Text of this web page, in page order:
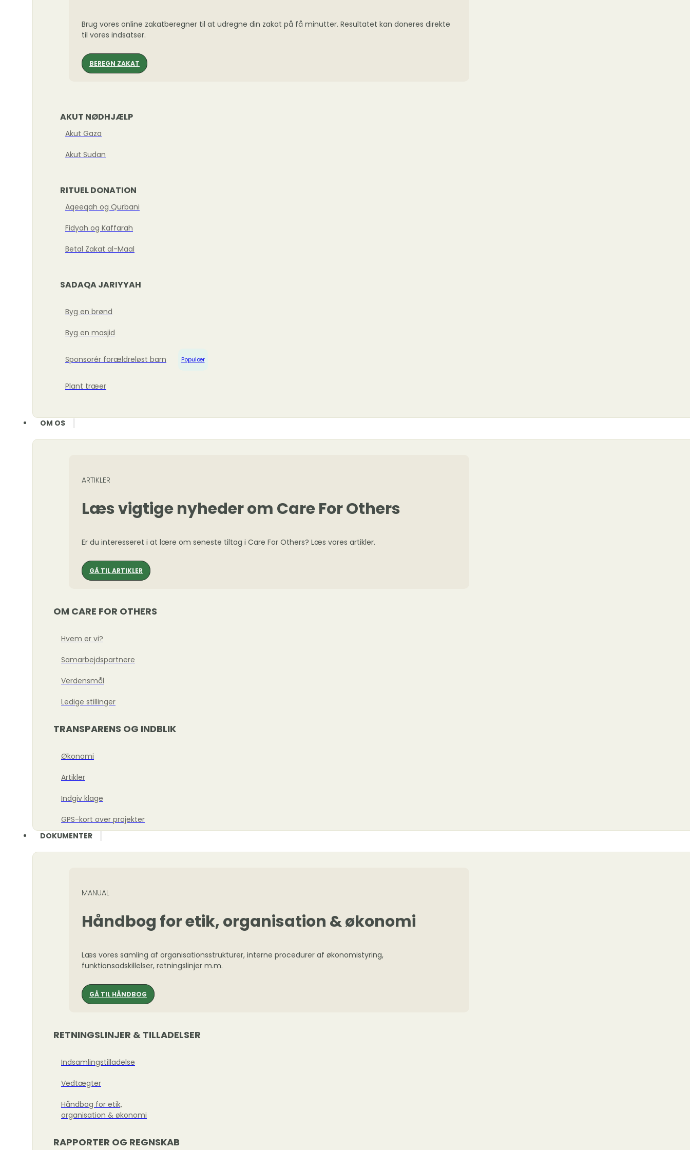
Brug vores online zakatberegner til at udregne din zakat på få minutter. Resultatet kan doneres direkte
til vores indsatser.
BEREGN ZAKAT
AKUT NØDHJÆLP
Akut Gaza
Akut Sudan
RITUEL DONATION
Aqeeqah og Qurbani
Fidyah og Kaffarah
Betal Zakat al-Maal
SADAQA JARIYYAH
Byg en brønd
Byg en masjid
Sponsorér forældreløst barn Populær
Plant træer
OM OS
ARTIKLER
Læs vigtige nyheder om Care For Others
Er du interesseret i at lære om seneste tiltag i Care For Others? Læs vores artikler.
GÅ TIL ARTIKLER
OM CARE FOR OTHERS
Hvem er vi?
Samarbejdspartnere
Verdensmål
Ledige stillinger
TRANSPARENS OG INDBLIK
Økonomi
Artikler
Indgiv klage
GPS-kort over projekter
DOKUMENTER
MANUAL
Håndbog for etik, organisation & økonomi
Læs vores samling af organisationsstrukturer, interne procedurer af økonomistyring,
funktionsadskillelser, retningslinjer m.m.
GÅ TIL HÅNDBOG
RETNINGSLINJER & TILLADELSER
Indsamlingstilladelse
Vedtægter
Håndbog for etik,
organisation & økonomi
RAPPORTER OG REGNSKAB